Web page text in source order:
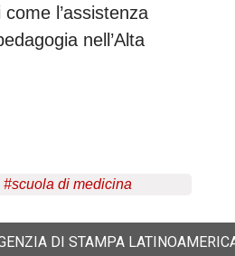
l’assistenza
nell’Alta
#scuola di medicina
DI STAMPA